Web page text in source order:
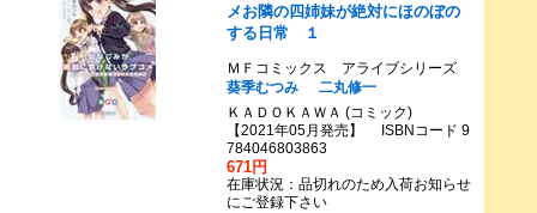
メお隣の四姉妹が絶対にほのぼの
する日常 １
ＭＦコミックス アライブシリーズ
葵季むつみ
二丸修一
ＫＡＤＯＫＡＷＡ (コミック)
【2021年05月発売】 ISBNコード 9
784046803863
671円
在庫状況：品切れのため入荷お知らせ
にご登録下さい